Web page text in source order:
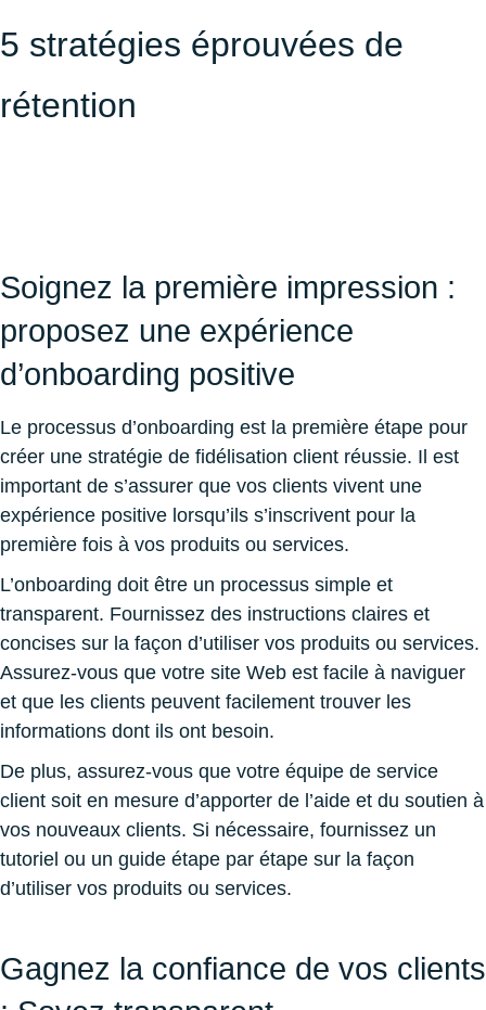
5 stratégies éprouvées de
rétention
Soignez la première impression :
proposez une expérience
d’onboarding positive
Le processus d’onboarding est la première étape pour
créer une stratégie de fidélisation client réussie. Il est
important de s’assurer que vos clients vivent une
expérience positive lorsqu’ils s’inscrivent pour la
première fois à vos produits ou services.
L’onboarding doit être un processus simple et
transparent. Fournissez des instructions claires et
concises sur la façon d’utiliser vos produits ou services.
Assurez-vous que votre site Web est facile à naviguer
et que les clients peuvent facilement trouver les
informations dont ils ont besoin.
De plus, assurez-vous que votre équipe de service
client soit en mesure d’apporter de l’aide et du soutien à
vos nouveaux clients. Si nécessaire, fournissez un
tutoriel ou un guide étape par étape sur la façon
d’utiliser vos produits ou services.
Gagnez la confiance de vos clients